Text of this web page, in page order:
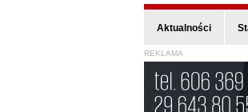
Aktualności
REKLAMA